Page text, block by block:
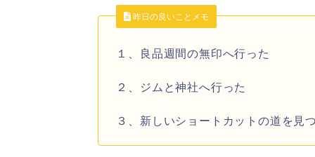
昨日の良いことメモ
１、良品週間の無印へ行った
２、ジムと神社へ行った
３、新しいショートカットの道を見